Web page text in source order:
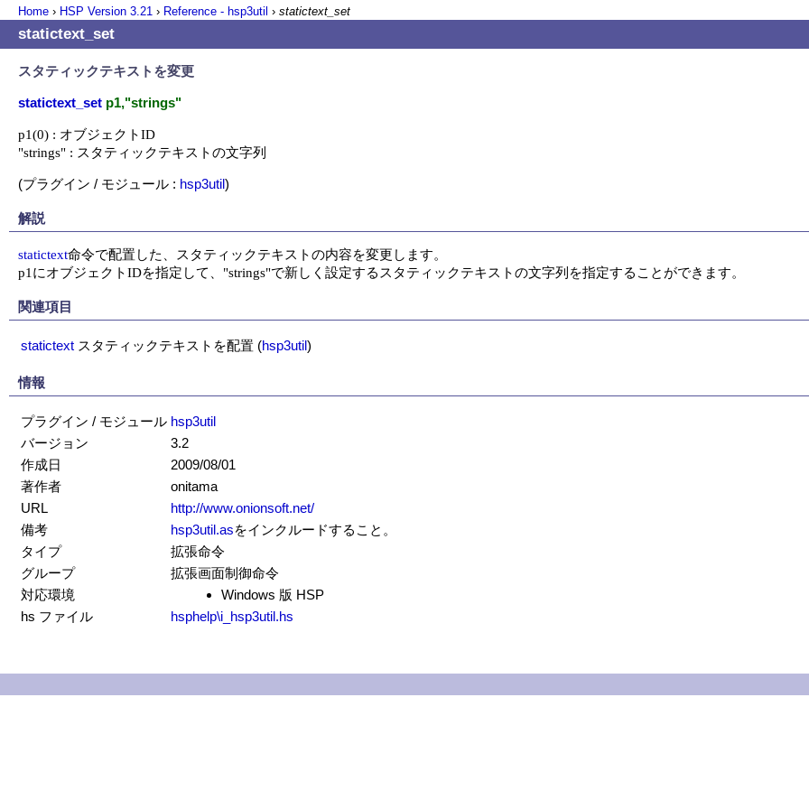
Home › HSP Version 3.21 › Reference - hsp3util › statictext_set
statictext_set
スタティックテキストを変更
statictext_set p1,"strings"
p1(0) : オブジェクトID
"strings" : スタティックテキストの文字列
(プラグイン / モジュール : hsp3util)
解説
statictext命令で配置した、スタティックテキストの内容を変更します。
p1にオブジェクトIDを指定して、"strings"で新しく設定するスタティックテキストの文字列を指定することができます。
関連項目
statictext スタティックテキストを配置 (hsp3util)
情報
プラグイン / モジュール hsp3util
バージョン
3.2
作成日
2009/08/01
著作者
onitama
URL
http://www.onionsoft.net/
備考
hsp3util.asをインクルードすること。
タイプ
拡張命令
グループ
拡張画面制御命令
対応環境
Windows 版 HSP
hs ファイル
hsphelp\i_hsp3util.hs